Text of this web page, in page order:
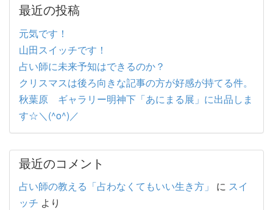
最近の投稿
元気です！
山田スイッチです！
占い師に未来予知はできるのか？
クリスマスは後ろ向きな記事の方が好感が持てる件。
秋葉原 ギャラリー明神下「あにまる展」に出品しま
す☆＼(^o^)／
最近のコメント
占い師の教える「占わなくてもいい生き方」 に スイ
ッチ より